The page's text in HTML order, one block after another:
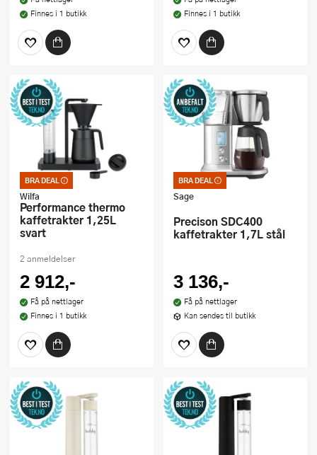
Finnes i 1 butikk
Finnes i 1 butikk
BRA DEAL
Bra deal – merkelappen
som garanterer et godt
kjøp. Kan ikke kombineres
med kuponger eller andre
tilbud
Wilfa
Performance thermo
kaffetrakter 1,25L
svart
2 anmeldelser
2 912,-
Få på nettlager
Finnes i 1 butikk
BRA DEAL
Bra deal – merkelappen
som garanterer et godt
kjøp. Kan ikke kombineres
tilbud
Sage
Precison SDC400
kaffetrakter 1,7L stål
3 136,-
Få på nettlager
Kan sendes til butikk